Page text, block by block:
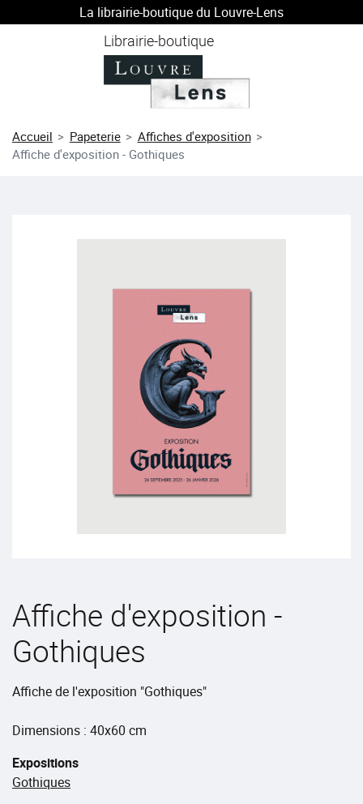
La librairie-boutique du Louvre-Lens
Librairie-boutique
Accueil Papeterie
Affiches d'exposition
Affiche d'exposition - Gothiques
Affiche d'exposition -
Gothiques
Affiche de l'exposition "Gothiques"
Dimensions : 40x60 cm
Expositions
Gothiques